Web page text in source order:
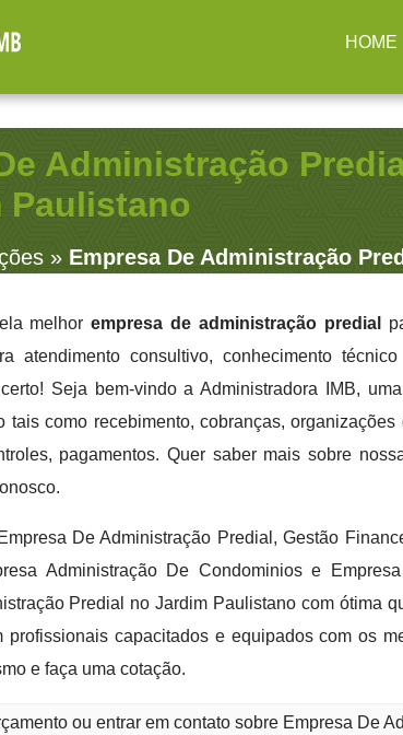
Vila Rosalia - Guarulhos / SP
Administração
Paulistano
» Empresa De Administração
melhorempresa de administração predial
atendimento consultivo, conhecimento
Seja bem-vindo a Administradora IMB,
tais como recebimento, cobranças,
pagamentos. Quer saber mais sobre
De Administração Predial, Gestão
Administração De Condominios e
Predial no Jardim Paulistano com ótima
profissionais capacitados e equipados com os
e faça uma cotação.
ou entrar em contato sobre Empresa De